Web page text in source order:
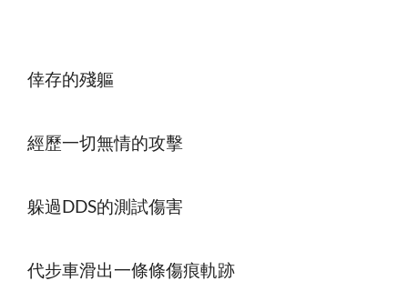
倖存的殘軀
經歷一切無情的攻擊
躲過DDS的測試傷害
代步車滑出一條條傷痕軌跡